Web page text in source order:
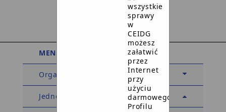
Urząd Miejski
w Debrznie
MENU PODMIOTOWE
Organy
Jednostki organizacyjne
wszystkie
sprawy
w
CEIDG
możesz
załatwić
przez
Internet
przy
użyciu
darmowego
Profilu